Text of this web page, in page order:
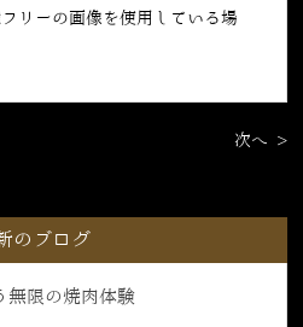
リーの画像を使用している場
次へ >
のブログ
無限の焼肉体験